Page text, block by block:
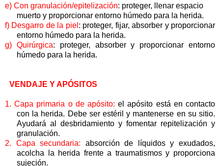
e) Con granulación/epitelización: proteger, llenar espacio
muerto y proporcionar entorno húmedo para la herida.
f) Desgarro de la piel : proteger, fijar, absorber y proporcionar
entorno húmedo para la herida.
g) Quirúrgica: proteger, absorber y proporcionar entorno
húmedo para la herida.
VENDAJE Y APÓSITOS
1.Capa primaria o de apósito: el apósito está en contacto
con la herida. Debe ser estéril y mantenerse en su sitio.
Ayudará al desbridamiento y fomentar repitelización y
granulación.
2. Capa secundaria: absorción de líquidos y exudados,
acolcha la herida frente a traumatismos y proporciona
sujeción.